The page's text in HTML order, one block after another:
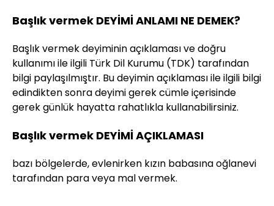
Başlık vermek DEYİMİ ANLAMI NE DEMEK?
Başlık vermek deyiminin açıklaması ve doğru
kullanımı ile ilgili Türk Dil Kurumu (TDK) tarafından
bilgi paylaşılmıştır. Bu deyimin açıklaması ile ilgili bilgi
edindikten sonra deyimi gerek cümle içerisinde
gerek günlük hayatta rahatlıkla kullanabilirsiniz.
Başlık vermek DEYİMİ AÇIKLAMASI
bazı bölgelerde, evlenirken kızın babasına oğlanevi
tarafından para veya mal vermek.